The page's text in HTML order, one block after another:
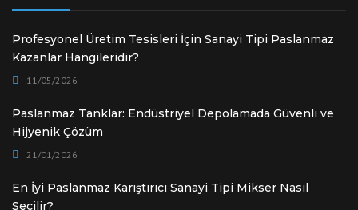
Profesyonel Üretim Tesisleri İçin Sanayi Tipi Paslanmaz
Kazanlar Hangileridir?
11/05/2026
Paslanmaz Tanklar: Endüstriyel Depolamada Güvenli ve
Hijyenik Çözüm
21/01/2026
En İyi Paslanmaz Karıştırıcı Sanayi Tipi Mikser Nasıl
Seçilir?